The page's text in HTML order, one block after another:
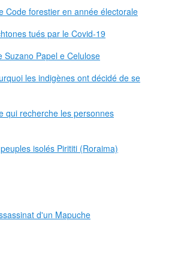
Code forestier en année électorale
tués par le Covid-19
Papel e Celulose
les indigènes ont décidé de se
qui recherche les personnes
isolés Pirititi (Roraima)
d'un Mapuche